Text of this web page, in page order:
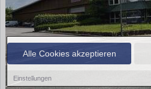
Alle Cookies akzeptieren
Einstellungen